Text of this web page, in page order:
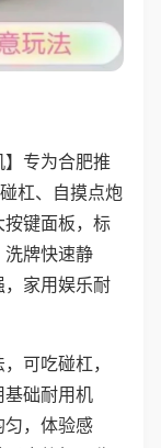
】专为合肥推
杠、自摸点炮
键面板，标
洗牌快速静
家用娱乐耐
可吃碰杠，
基础耐用机
匀，体验感